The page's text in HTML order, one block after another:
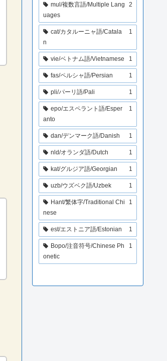
mul/複数言語/Multiple Lang
uages
2
cat/カタルーニャ語/Catala
n
1
vie/ベトナム語/Vietnamese 1
fas/ペルシャ語/Persian 1
pli/パーリ語/Pali 1
epo/エスペラント語/Esper
anto
1
dan/デンマーク語/Danish 1
nld/オランダ語/Dutch 1
kat/グルジア語/Georgian 1
uzb/ウズベク語/Uzbek 1
Hant/繁体字/Traditional Chi
nese
1
est/エストニア語/Estonian 1
Bopo/注音符号/Chinese Ph
onetic
1